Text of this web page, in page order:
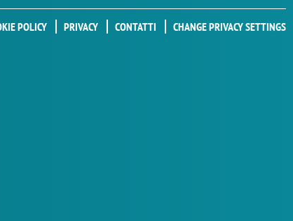
POLICY PRIVACY CONTATTI CHANGE PRIVACY SETTINGS